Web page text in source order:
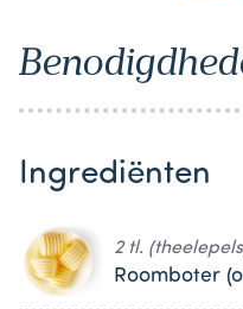
Ingrediënten
2 tl.
Roomboter